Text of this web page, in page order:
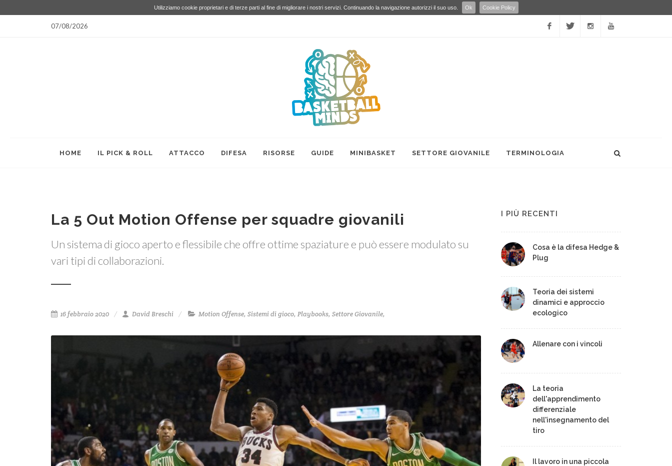
Utilizziamo cookie proprietari e di terze parti al fine di migliorare i nostri servizi. Continuando la navigazione autorizzi il suo uso. Ok Cookie Policy
07/08/2026
HOME IL PICK & ROLL ATTACCO DIFESA RISORSE GUIDE MINIBASKET SETTORE GIOVANILE TERMINOLOGIA
La 5 Out Motion Offense per squadre giovanili
Un sistema di gioco aperto e flessibile che offre ottime spaziature e può essere modulato su
vari tipi di collaborazioni.
16 febbraio 2020 David Breschi Motion Offense, Sistemi di gioco, Playbooks, Settore Giovanile,
I PIÙ RECENTI
Cosa è la difesa Hedge &
Plug
Teoria dei sistemi
dinamici e approccio
ecologico
Allenare con i vincoli
La teoria
dell'apprendimento
differenziale
nell'insegnamento del
tiro
Il lavoro in una piccola